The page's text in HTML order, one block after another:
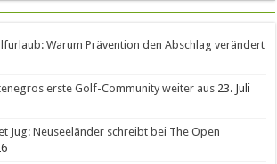
Warum Prävention den Abschlag verändert
erste Golf-Community weiter aus 23. Juli
Jug: Neuseeländer schreibt bei The Open